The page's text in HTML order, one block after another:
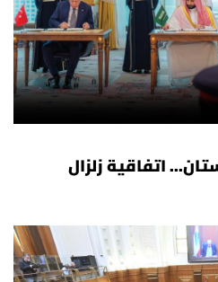
اتفاقية زلزال